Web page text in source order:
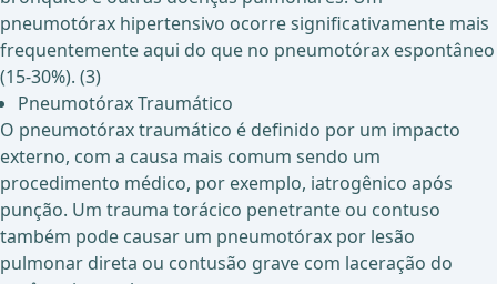
pneumotórax hipertensivo ocorre significativamente mais
frequentemente aqui do que no pneumotórax espontâneo
(15-30%). (3)
Pneumotórax Traumático
O pneumotórax traumático é definido por um impacto
externo, com a causa mais comum sendo um
procedimento médico, por exemplo, iatrogênico após
punção. Um trauma torácico penetrante ou contuso
também pode causar um pneumotórax por lesão
pulmonar direta ou contusão grave com laceração do